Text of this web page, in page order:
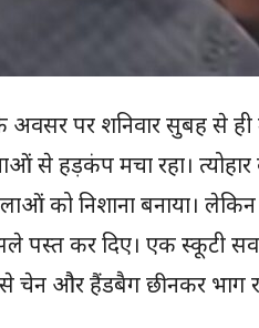
के अवसर पर शनिवार सुबह
हड़कंप मचा रहा। त्योहार
को निशाना बनाया।
पस्त कर दिए। एक स्कूटी
और हैंडबैग छीनकर भाग